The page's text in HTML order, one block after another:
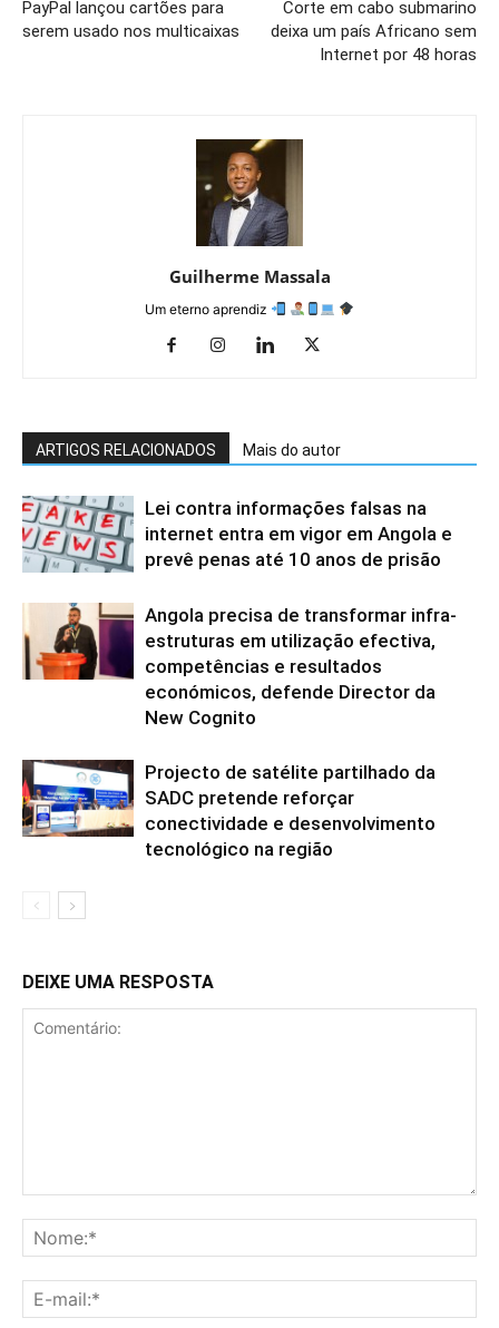
PayPal lançou cartões para
serem usado nos multicaixas
Corte em cabo submarino
deixa um país Africano sem
Internet por 48 horas
Guilherme Massala
Um eterno aprendiz
ARTIGOS RELACIONADOS Mais do autor
Lei contra informações falsas na
internet entra em vigor em Angola e
prevê penas até 10 anos de prisão
Angola precisa de transformar infra-
estruturas em utilização efectiva,
competências e resultados
económicos, defende Director da
New Cognito
Projecto de satélite partilhado da
SADC pretende reforçar
conectividade e desenvolvimento
tecnológico na região
DEIXE UMA RESPOSTA